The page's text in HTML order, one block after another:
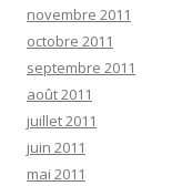
novembre 2011
octobre 2011
septembre 2011
août 2011
juillet 2011
juin 2011
mai 2011